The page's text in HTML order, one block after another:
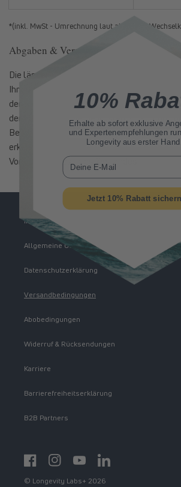
*(inkl. MwSt - Umrechnung laut aktuellem
Abgaben & Verzollung
Die länderspezifischen, steuerrechtlichen
Ihnen nach Auswahl des jeweiligen
der Bestellung aufgeschlüsselt. Bei
der EU müssen Sie die Kosten für Zoll und
Bearbeitungsgebühren des jeweiligen
erkundigen Sie sich vor Ihrem Kauf nach
Vorschriften des Ihres Ziellandes.
Impressum
Allgemeine Geschäftsbedingungen
Datenschutzerklärung
Versandbedingungen
Abobedingungen
Widerruf & Rücksendungen
Karriere
Barrierefreiheitserklärung
B2B Partners
FacebookInstagramYouTubehttps://
© Longevity Labs+ 2026
10%
Erhalte ab sofortexklusive
und Expertenempfehlungen
Longevity aus erster
E-Mail
Jetzt 10% Rabatt sichern